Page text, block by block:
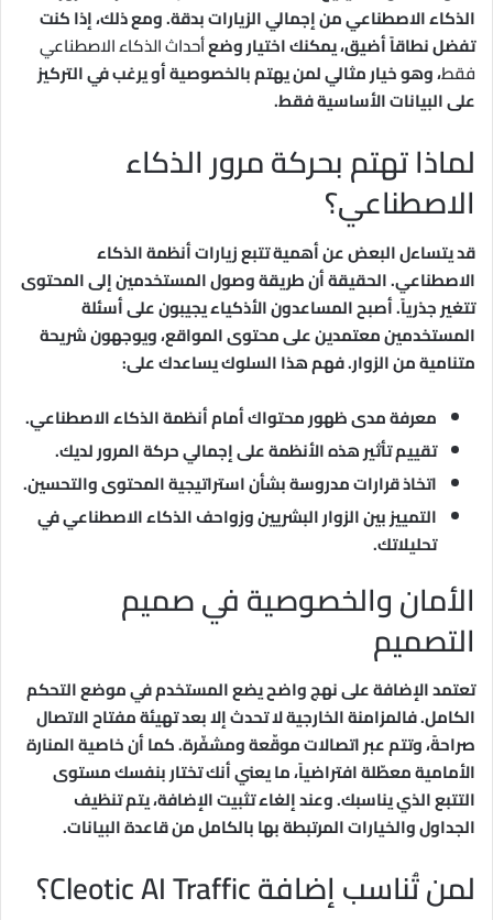
الذكاء الاصطناعي من إجمالي الزيارات بدقة. ومع ذلك، إذا كنت
تفضل نطاقاً أضيق، يمكنك اختيار وضعأحداث الذكاء الاصطناعي
فقط، وهو خيار مثالي لمن يهتم بالخصوصية أو يرغب في التركيز
على البيانات الأساسية فقط.
لماذا تهتم بحركة مرور الذكاء
الاصطناعي؟
قد يتساءل البعض عن أهمية تتبع زيارات أنظمة الذكاء
الاصطناعي. الحقيقة أن طريقة وصول المستخدمين إلى المحتوى
تتغير جذرياً. أصبح المساعدون الأذكياء يجيبون على أسئلة
المستخدمين معتمدين على محتوى المواقع، ويوجهون شريحة
متنامية من الزوار. فهم هذا السلوك يساعدك على:
معرفة مدى ظهور محتواك أمام أنظمة الذكاء الاصطناعي.
تقييم تأثير هذه الأنظمة على إجمالي حركة المرور لديك.
اتخاذ قرارات مدروسة بشأن استراتيجية المحتوى والتحسين.
التمييز بين الزوار البشريين وزواحف الذكاء الاصطناعي في
تحليلاتك.
الأمان والخصوصية في صميم
التصميم
تعتمد الإضافة على نهج واضح يضع المستخدم في موضع التحكم
الكامل. فالمزامنة الخارجية لا تحدث إلا بعد تهيئة مفتاح الاتصال
صراحةً، وتتم عبر اتصالات موقّعة ومشفّرة. كما أن خاصية المنارة
الأمامية معطّلة افتراضياً، ما يعني أنك تختار بنفسك مستوى
التتبع الذي يناسبك. وعند إلغاء تثبيت الإضافة، يتم تنظيف
الجداول والخيارات المرتبطة بها بالكامل من قاعدة البيانات.
لمن تُناسب إضافة Cleotic AI Traffic؟